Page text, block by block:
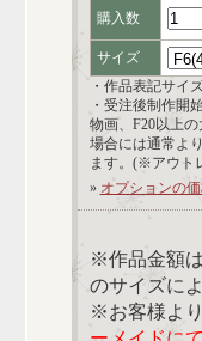
購入数
サイズ
・作品表記サイ
・受注後制作開
物画、F20以上
場合には通常よ
ます。(※アウト
» オプションの
※作品金額
のサイズに
※お客様よ